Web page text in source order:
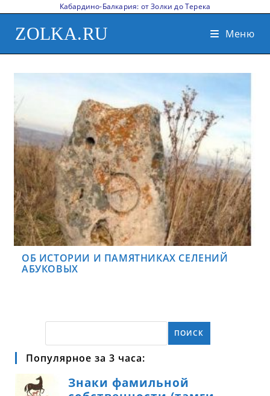
Кабардино-Балкария: от Золки до Терека
ZOLKA.RU Меню
ОБ ИСТОРИИ И ПАМЯТНИКАХ СЕЛЕНИЙ
АБУКОВЫХ
ПОИСК
Популярное за 3 часа: